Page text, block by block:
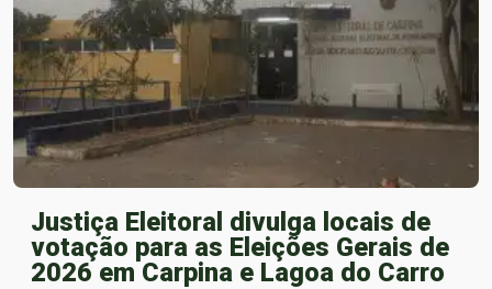
Justiça Eleitoral divulga locais de
votação para as Eleições Gerais de
2026 em Carpina e Lagoa do Carro